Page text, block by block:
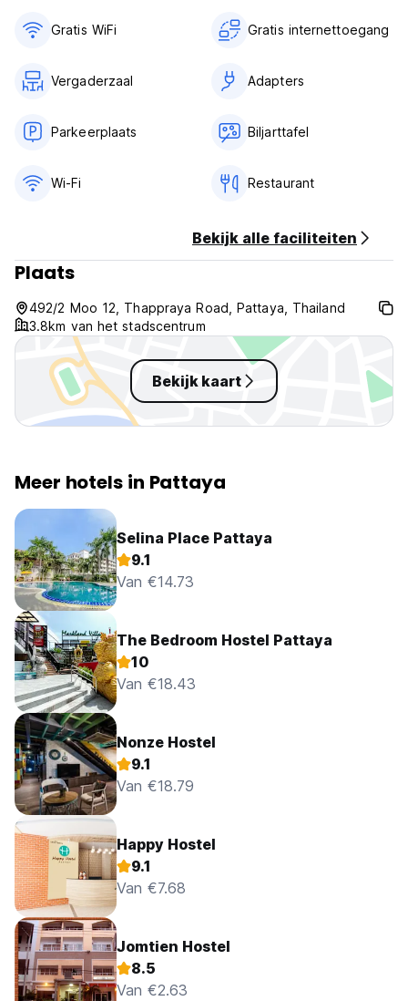
Gratis WiFi Gratis internettoegang
Vergaderzaal Adapters
Parkeerplaats Biljarttafel
Wi-Fi Restaurant
Bekijk alle faciliteiten
Plaats
492/2 Moo 12, Thappraya Road, Pattaya, Thailand
3.8km van het stadscentrum
Bekijk kaart
Meer hotels in Pattaya
Selina Place Pattaya
9.1
Van €14.73
The Bedroom Hostel Pattaya
10
Van €18.43
Nonze Hostel
9.1
Van €18.79
Happy Hostel
9.1
Van €7.68
Jomtien Hostel
8.5
Van €2.63